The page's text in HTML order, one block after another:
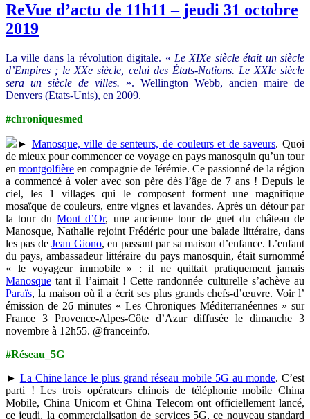
ReVue d’actu de 11h11 – jeudi 31 octobre
2019
La ville dans la révolution digitale. « Le XIXe siècle était un siècle
d’Empires ; le XXe siècle, celui des États-Nations. Le XXIe siècle
sera un siècle de villes. ». Wellington Webb, ancien maire de
Denvers (Etats-Unis), en 2009.
#chroniquesmed
► Manosque, ville de senteurs, de couleurs et de saveurs. Quoi
de mieux pour commencer ce voyage en pays manosquin qu’un tour
en montgolfière en compagnie de Jérémie. Ce passionné de la région
a commencé à voler avec son père dès l’âge de 7 ans ! Depuis le
ciel, les 1 villages qui le composent forment une magnifique
mosaïque de couleurs, entre vignes et lavandes. Après un détour par
la tour du Mont d’Or, une ancienne tour de guet du château de
Manosque, Nathalie rejoint Frédéric pour une balade littéraire, dans
les pas deJean Giono, en passant par sa maison d’enfance. L’enfant
du pays, ambassadeur littéraire du pays manosquin, était surnommé
« le voyageur immobile » : il ne quittait pratiquement jamais
Manosque tant il l’aimait ! Cette randonnée culturelle s’achève au
Paraïs, la maison où il a écrit ses plus grands chefs-d’œuvre. Voir l’
émission de 26 minutes « Les Chroniques Méditerranéennes » sur
France 3 Provence-Alpes-Côte d’Azur diffusée le dimanche 3
novembre à 12h55. @franceinfo.
#Réseau_5G
► La Chine lance le plus grand réseau mobile 5G au monde. C’est
parti ! Les trois opérateurs chinois de téléphonie mobile China
Mobile, China Unicom et China Telecom ont officiellement lancé,
ce jeudi, la commercialisation de services 5G, ce nouveau standard